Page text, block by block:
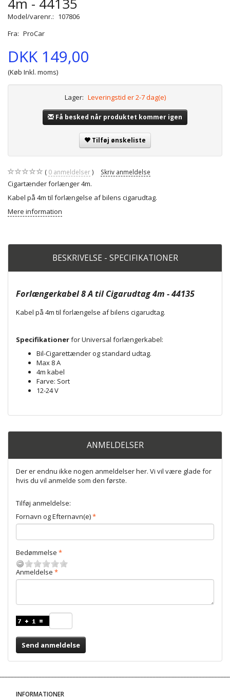
Model/varenr.: 107806
Fra: ProCar
DKK 149,00
(Køb Inkl. moms)
Lager: Leveringstid er 2-7 dag(e)
Få besked når produktet kommer igen
Tilføj ønskeliste
0 anmeldelser Skriv anmeldelse
Cigartænder forlænger 4m.
Kabel på 4m til forlængelse af bilens cigarudtag.
Mere information
BESKRIVELSE - SPECIFIKATIONER
Forlængerkabel 8 A til Cigarudtag 4m - 44135
Kabel på 4m til forlængelse af bilens cigarudtag.
Specifikationerfor Universal forlængerkabel:
Bil-Cigarettænder og standard udtag.
Max 8 A
4m kabel
Farve: Sort
12-24 V
ANMELDELSER
Der er endnu ikke nogen anmeldelser her. Vi vil være glade for
hvis du vil anmelde som den første.
Tilføj anmeldelse:
Fornavn og Efternavn(e)
Bedømmelse
Anmeldelse
Send anmeldelse
INFORMATIONER